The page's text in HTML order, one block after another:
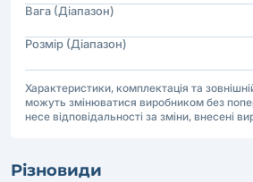
Вага (Діапазон)
Розмір (Діапазон)
Характеристики, комплектація та
можуть змінюватися виробником без
несе відповідальності за зміни, внесені
Різновиди